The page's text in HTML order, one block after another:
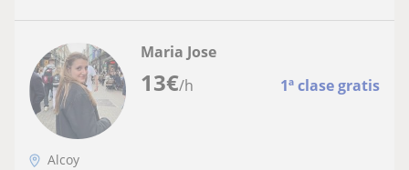
13€/h 1ª clase gratis
Maria Jose
Alcoy